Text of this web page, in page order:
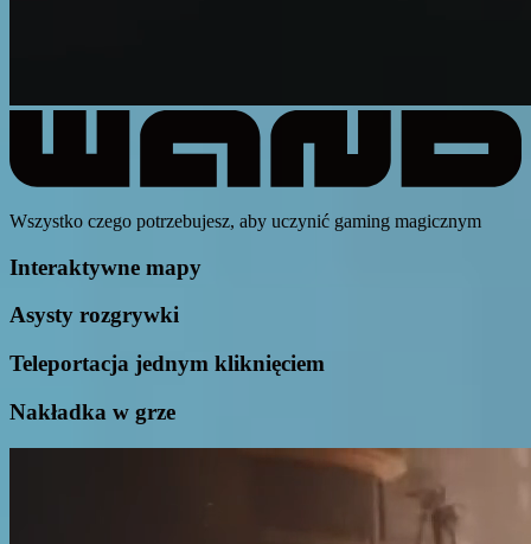
Wszystko czego potrzebujesz, aby uczynić gaming magicznym
Interaktywne mapy
Asysty rozgrywki
Teleportacja jednym kliknięciem
Nakładka w grze